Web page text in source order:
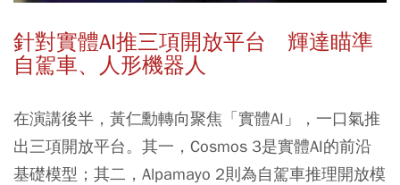
針對實體AI推三項開放平台 輝達瞄準
自駕車、人形機器人
在演講後半，黃仁勳轉向聚焦「實體AI」，一口氣推
出三項開放平台。其一，Cosmos 3是實體AI的前沿
基礎模型；其二，Alpamayo 2則為自駕車推理開放模